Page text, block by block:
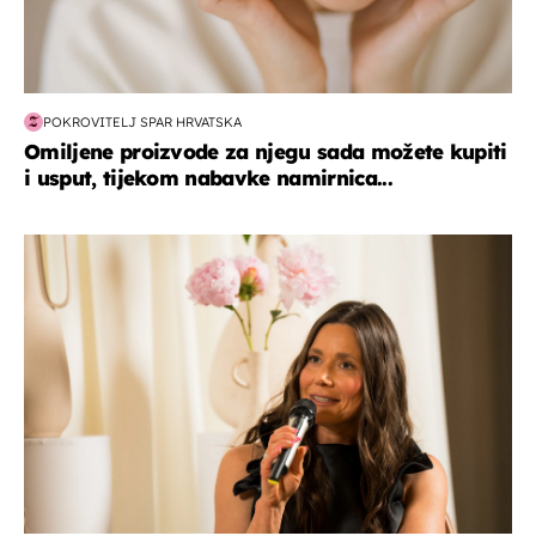
POKROVITELJ SPAR HRVATSKA
Omiljene proizvode za njegu sada možete kupiti
i usput, tijekom nabavke namirnica...
moda & ljepota